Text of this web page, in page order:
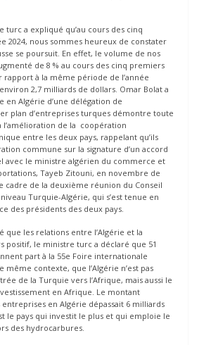
turc a expliqué qu’au cours des cinq
2024, nous sommes heureux de constater
se poursuit. En effet, le volume de nos
de 8 % au cours des cinq premiers
rapport à la même période de l’année
2,7 milliards de dollars. Omar Bolat a
en Algérie d’une délégation de
plan d’entreprises turques démontre toute
l’amélioration de la coopération
entre les deux pays, rappelant qu’ils
commune sur la signature d’un accord
avec le ministre algérien du commerce et
Tayeb Zitouni, en novembre de
cadre de la deuxième réunion du Conseil
Turquie-Algérie, qui s’est tenue en
des présidents des deux pays.
que les relations entre l’Algérie et la
positif, le ministre turc a déclaré que 51
part à la 55e Foire internationale
même contexte, que l’Algérie n’est pas
de la Turquie vers l’Afrique, mais aussi le
en Afrique. Le montant
entreprises en Algérie dépassait 6 milliards
le pays qui investit le plus et qui emploie le
des hydrocarbures.